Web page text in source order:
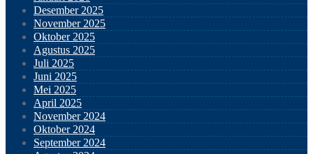
Desember 2025
November 2025
Oktober 2025
Agustus 2025
Juli 2025
Juni 2025
Mei 2025
April 2025
November 2024
Oktober 2024
September 2024